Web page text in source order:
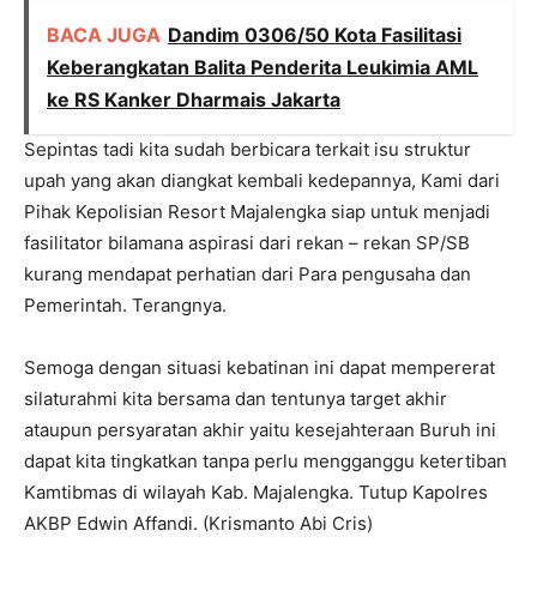
BACA JUGA Dandim 0306/50 Kota Fasilitasi
Keberangkatan Balita Penderita Leukimia AML
ke RS Kanker Dharmais Jakarta
Sepintas tadi kita sudah berbicara terkait isu struktur
upah yang akan diangkat kembali kedepannya, Kami dari
Pihak Kepolisian Resort Majalengka siap untuk menjadi
fasilitator bilamana aspirasi dari rekan – rekan SP/SB
kurang mendapat perhatian dari Para pengusaha dan
Pemerintah. Terangnya.
Semoga dengan situasi kebatinan ini dapat mempererat
silaturahmi kita bersama dan tentunya target akhir
ataupun persyaratan akhir yaitu kesejahteraan Buruh ini
dapat kita tingkatkan tanpa perlu mengganggu ketertiban
Kamtibmas di wilayah Kab. Majalengka. Tutup Kapolres
AKBP Edwin Affandi. (Krismanto Abi Cris)